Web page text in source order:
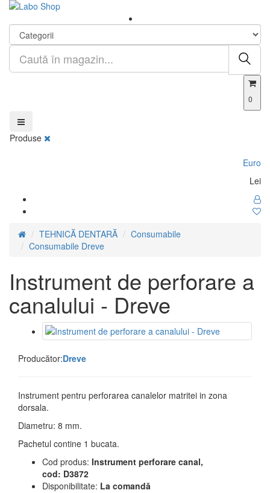
0
Produse
Euro
Lei
TEHNICĂ DENTARĂ
Consumabile
Consumabile Dreve
Instrument de perforare a
canalului - Dreve
Producător:Dreve
Instrument pentru perforarea canalelor matritei in zona
dorsala.
Diametru: 8 mm.
Pachetul contine 1 bucata.
Cod produs: Instrument perforare canal,
cod: D3872
Disponibilitate: La comandă